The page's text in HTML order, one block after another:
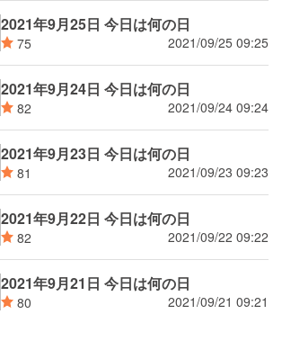
2021年9月25日 今日は何の日
75 2021/09/25 09:25
2021年9月24日 今日は何の日
82 2021/09/24 09:24
2021年9月23日 今日は何の日
81 2021/09/23 09:23
2021年9月22日 今日は何の日
82 2021/09/22 09:22
2021年9月21日 今日は何の日
80 2021/09/21 09:21